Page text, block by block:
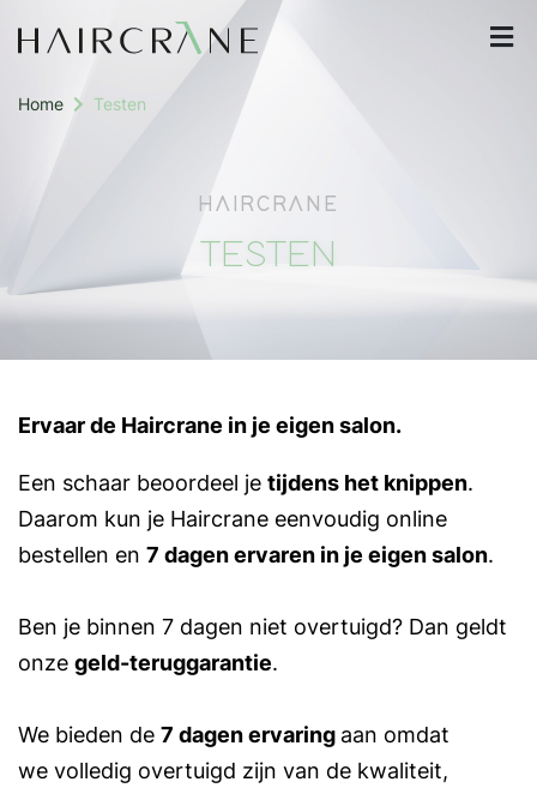
Home Testen
HAIRCRANE
TESTEN
Ervaar de Haircrane in je eigen salon.
Een schaar beoordeel je tijdens het knippen.
Daarom kun je Haircrane eenvoudig online
bestellen en 7 dagen ervaren in je eigen salon.
Ben je binnen 7 dagen niet overtuigd? Dan geldt
onze geld-teruggarantie.
We bieden de 7 dagen ervaring aan omdat
we volledig overtuigd zijn van de kwaliteit,